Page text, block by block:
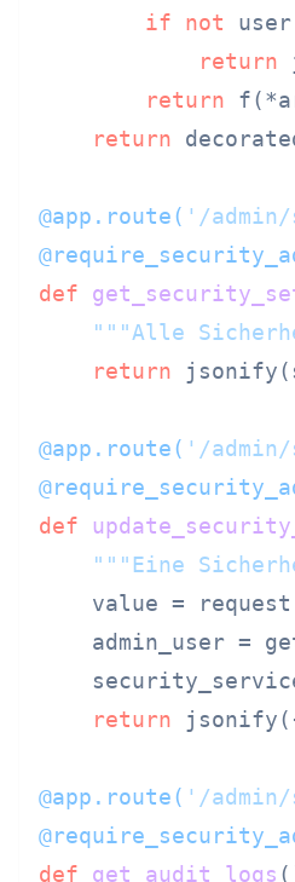
if
not
return
return
return
@app.route( '/
def
"""Alle
return
@app.route( '/
def
"""Eine
value =
admin_user =
return
@app.route( '/
def
get_audit_logs